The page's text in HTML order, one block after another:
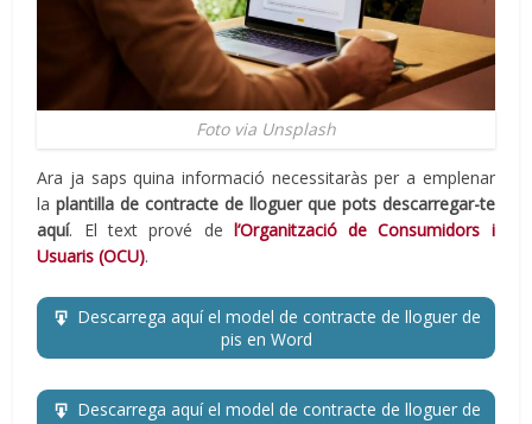
Foto via Unsplash
Ara ja saps quina informació necessitaràs per a emplenar
laplantilla de contracte de lloguer que pots descarregar-te
aquí. El text prové de l’Organització de Consumidors i
Usuaris (OCU).
Descarrega aquí el model de contracte de lloguer de
pis en Word
Descarrega aquí el model de contracte de lloguer de